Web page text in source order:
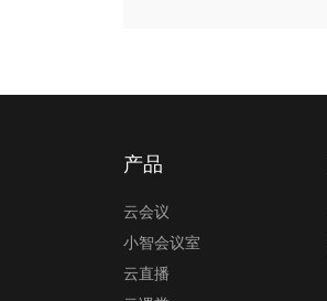
产品
云会议
小智会议室
云直播